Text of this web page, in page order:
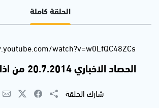
الحلقة كاملة
watch?v=w0LfQC48ZCs
الحصاد الاخباري 20.7.2014 من اذاعة الشمس
شارك الحلقة